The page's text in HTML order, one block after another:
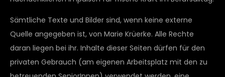
Sämtliche Texte und Bilder sind, wenn keine externe
Quelle angegeben ist, von Marie Krüerke. Alle Rechte
daran liegen bei ihr. Inhalte dieser Seiten dürfen für den
privaten Gebrauch (am eigenen Arbeitsplatz mit den zu